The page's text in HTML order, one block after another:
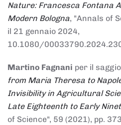
Nature: Francesca Fontana
Modern Bologna, "Annals of
il 21 gennaio 2024,
10.1080/
Martino Fagnani per il saggio
from Maria Theresa to
Invisibility in Agricultural
Late Eighteenth to Early
of Science", 59 (2021), pp.